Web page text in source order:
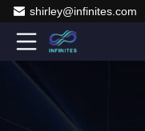
shirley@infinites.com